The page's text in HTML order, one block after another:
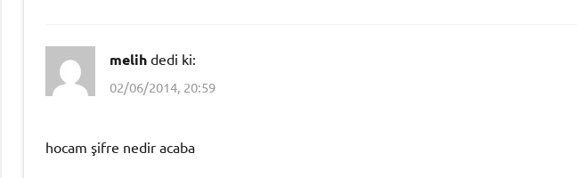
melih dedi ki:
02/06/2014, 20:59
hocam şifre nedir acaba